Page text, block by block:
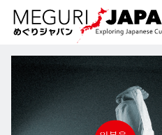
지역답사
토호쿠
에도・도쿄